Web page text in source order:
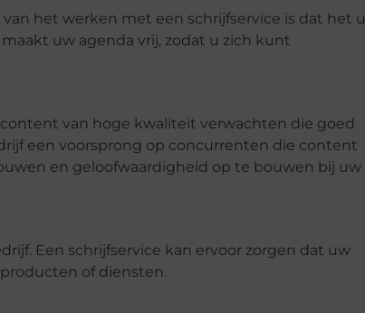
het werken met een schrijfservice is dat het u
uw agenda vrij, zodat u zich kunt
content van hoge kwaliteit verwachten die goed
een voorsprong op concurrenten die content
en geloofwaardigheid op te bouwen bij uw
Een schrijfservice kan ervoor zorgen dat uw
of diensten.